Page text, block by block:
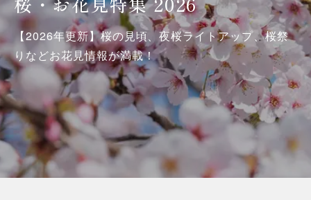
【2026年更新】桜の見頃、夜桜ライトアップ、桜祭
りなどお花見情報が満載！